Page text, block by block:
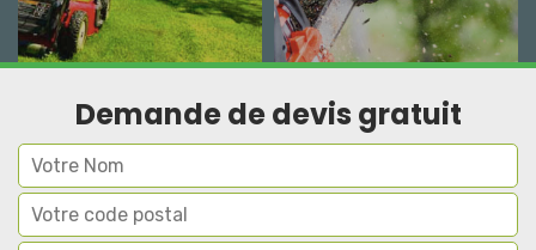
Demande de devis gratuit